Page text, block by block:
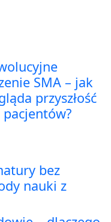
SMA – jak
przyszłość
pacjentów?
bez
nauki z